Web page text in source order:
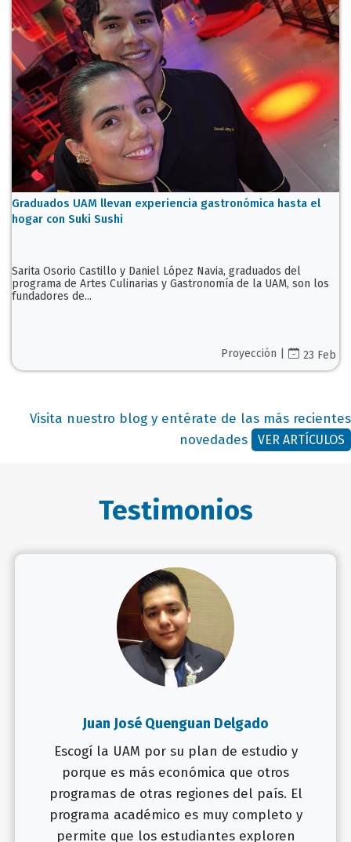
Graduados UAM llevan experiencia gastronómica hasta el
hogar con Suki Sushi
Sarita Osorio Castillo y Daniel López Navia, graduados del
programa de Artes Culinarias y Gastronomía de la UAM, son los
fundadores de...
Proyección | 23 Feb
Visita nuestro blog y entérate de las más recientes
novedades
VER ARTÍCULOS
Testimonios
Juan José Quenguan Delgado
Escogí la UAM por su plan de estudio y
porque es más económica que otros
programas de otras regiones del país. El
programa académico es muy completo y
permite que los estudiantes exploren